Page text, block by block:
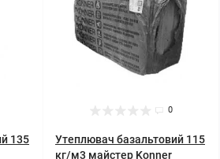
135
0
Утеплювач базальтовий 115
кг/м3 майстер Konner